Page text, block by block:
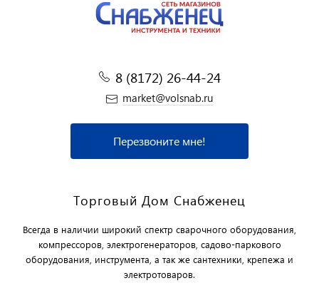
8 (8172) 26-44-24
market@volsnab.ru
Перезвоните мне!
Торговый Дом Снабженец
Всегда в наличии широкий спектр сварочного оборудования,
компрессоров, электрогенераторов, садово-паркового
оборудования, инструмента, а так же сантехники, крепежа и
электротоваров.